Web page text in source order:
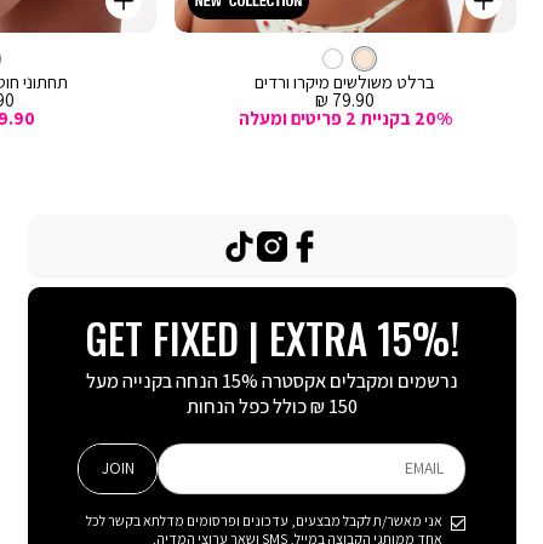
קנייה
מהירה
צבע
קרם
ברלט משולשים מיקרו ורדים
מחיר
מכירה
79.90 ₪
20% בקניית 2 פריטים ומעלה
ברלט
קנייה
מהירה
תחתוני
₪
GET FIXED | EXTRA 15%!
נרשמים ומקבלים אקסטרה 15% הנחה בקנייה מעל
150 ₪ כולל כפל הנחות
EMAIL
אני מאשר/ת לקבל מבצעים, עדכונים ופרסומים מדלתא בקשר לכל
אחד ממותגי הקבוצה במייל, SMS ושאר ערוצי המדיה.
JOIN